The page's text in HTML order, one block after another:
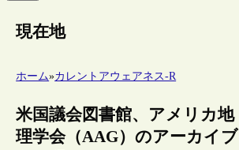
現在地
ホーム»カレントアウェアネス-R
米国議会図書館、アメリカ地
理学会（AAG）のアーカイブ